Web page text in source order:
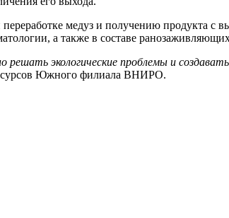
медуз и получению продукта
а также в составе
экологические проблемы и
Южного филиала ВНИРО.